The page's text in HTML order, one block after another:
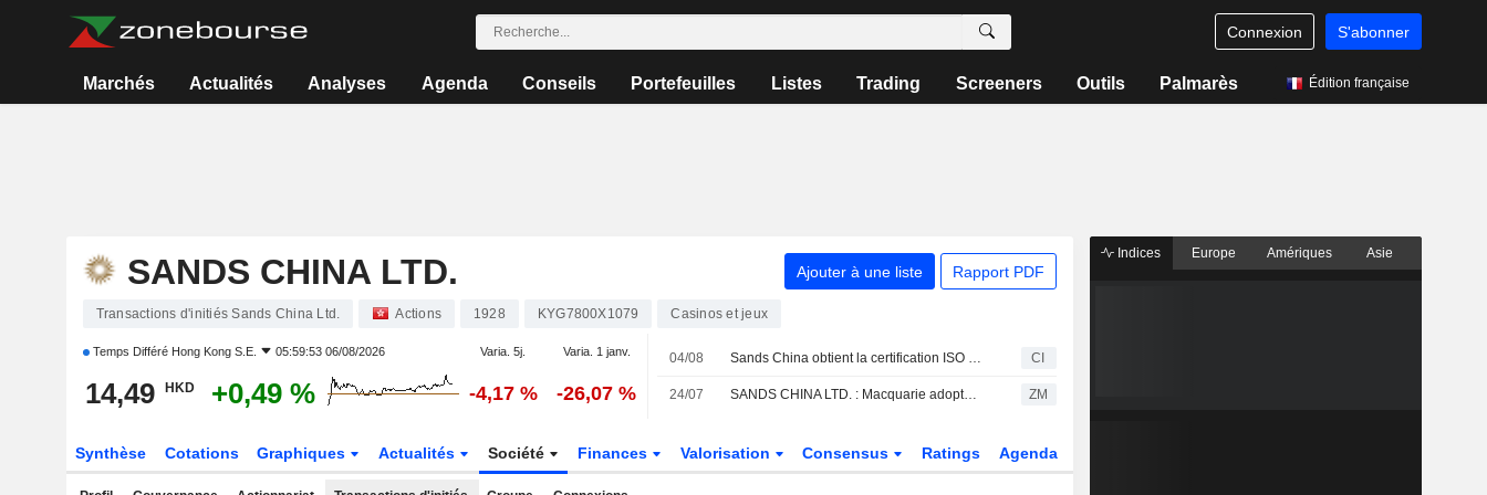
Connexion S'abonner
Marchés Actualités Analyses Agenda Conseils Portefeuilles Listes Trading Screeners Outils Palmarès Édition française
SANDS CHINA LTD. Ajouter à une liste Rapport PDF
Transactions d'initiés Sands China Ltd. Actions 1928 KYG7800X1079 Casinos et jeux
Temps Différé Hong Kong S.E. 05:59:53 06/08/2026 Varia. 5j. Varia. 1 janv.
14,49 HKD +0,49 % -4,17 % -26,07 %
04/08 Sands China obtient la certification ISO 14001:2026 pour son système de management environnemental auprès du British Standards Institution Group CI
24/07 SANDS CHINA LTD. : Macquarie adopte une opinion positive ZM
Synthèse Cotations Graphiques Actualités Société Finances Valorisation Consensus Ratings Agenda
Indices Europe Amériques Asie